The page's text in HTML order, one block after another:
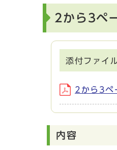
2から3ペ
添付ファイ
2から3
内容